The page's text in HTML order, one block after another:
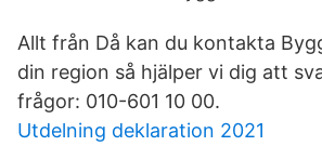
Allt från Då kan du kontakta
din region så hjälper vi dig att
frågor: 010-601 10 00.
Utdelning deklaration 2021